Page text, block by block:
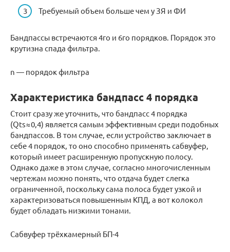
Требуемый объем больше чем у ЗЯ и ФИ
Бандпассы встречаются 4го и 6го порядков. Порядок это
крутизна спада фильтра.
n — порядок фильтра
Характеристика бандпасс 4 порядка
Стоит сразу же уточнить, что бандпасс 4 порядка
(Qts≈0,4) является самым эффективным среди подобных
бандпассов. В том случае, если устройство заключает в
себе 4 порядок, то оно способно применять сабвуфер,
который имеет расширенную пропускную полосу.
Однако даже в этом случае, согласно многочисленным
чертежам можно понять, что отдача будет слегка
ограниченной, поскольку сама полоса будет узкой и
характеризоваться повышенным КПД, а вот колокол
будет обладать низкими тонами.
Сабвуфер трёхкамерный БП-4